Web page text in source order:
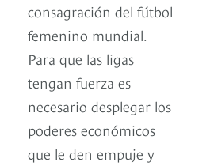
consagración del fútbol
femenino mundial.
Para que las ligas
tengan fuerza es
necesario desplegar los
poderes económicos
que le den empuje y